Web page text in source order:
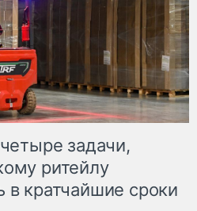
задачи,
ритейлу
в кратчайшие сроки